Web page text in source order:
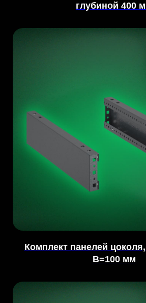
глубиной 400
Комплект панелей
В=100 мм